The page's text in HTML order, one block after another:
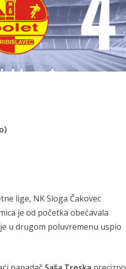
lige, NK Sloga Čakovec
je od početka obećavala
u drugom poluvremenu uspio